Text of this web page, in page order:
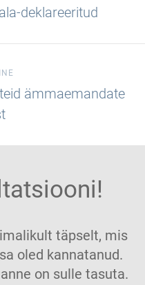
deklareeritud
ämmaemandate
täpselt, mis
oled kannatanud.
on sulle tasuta.